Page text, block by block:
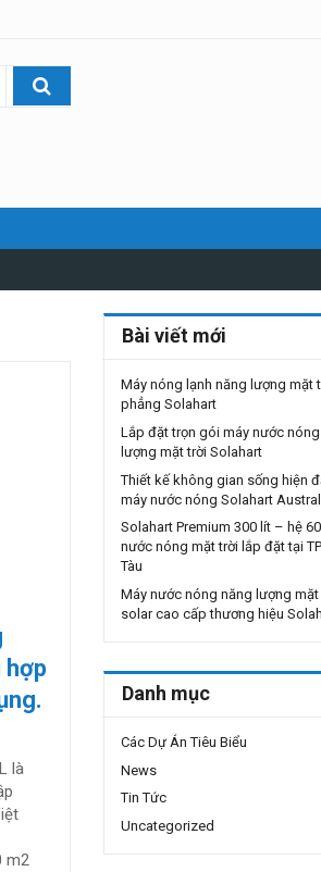
hợp
mặt trời Solahart 150L phù hợp với gia đình 4-5
là
m2
Bài viết mới
Máy nóng lạnh năng lượng mặt
phẳng Solahart
Lắp đặt trọn gói máy nước
lượng mặt trời Solahart
Thiết kế không gian sống hiện
máy nước nóng Solahart
Solahart Premium 300 lít – hệ
nước nóng mặt trời lắp đặt tại
Tàu
Máy nước nóng năng lượng mặt
solar cao cấp thương hiệu
Danh mục
Các Dự Án Tiêu Biểu
News
Tin Tức
Uncategorized